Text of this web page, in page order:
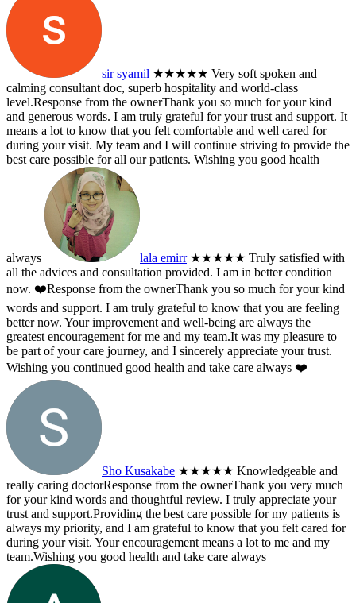
sir syamil ★★★★★ Very soft spoken and
calming consultant doc, superb hospitality and world-class
level.Response from the ownerThank you so much for your kind
and generous words. I am truly grateful for your trust and support. It
means a lot to know that you felt comfortable and well cared for
during your visit. My team and I will continue striving to provide the
best care possible for all our patients. Wishing you good health
always lala emirr★★★★★ Truly satisfied with
all the advices and consultation provided. I am in better condition
now. ❤️Response from the ownerThank you so much for your kind
words and support. I am truly grateful to know that you are feeling
better now. Your improvement and well-being are always the
greatest encouragement for me and my team.It was my pleasure to
be part of your care journey, and I sincerely appreciate your trust.
Wishing you continued good health and take care always ❤️
Sho Kusakabe ★★★★★ Knowledgeable and
really caring doctorResponse from the ownerThank you very much
for your kind words and thoughtful review. I truly appreciate your
trust and support.Providing the best care possible for my patients is
always my priority, and I am grateful to know that you felt cared for
during your visit. Your encouragement means a lot to me and my
team.Wishing you good health and take care always